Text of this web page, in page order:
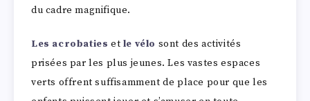
du cadre magnifique.
Les acrobaties et le vélo sont des activités
prisées par les plus jeunes. Les vastes espaces
verts offrent suffisamment de place pour que les